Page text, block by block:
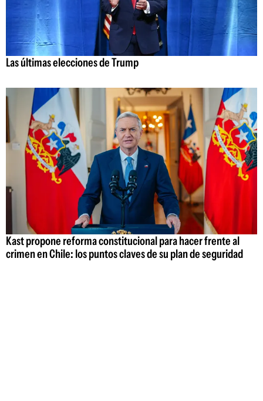
Las últimas elecciones de Trump
Kast propone reforma constitucional para hacer frente al
crimen en Chile: los puntos claves de su plan de seguridad